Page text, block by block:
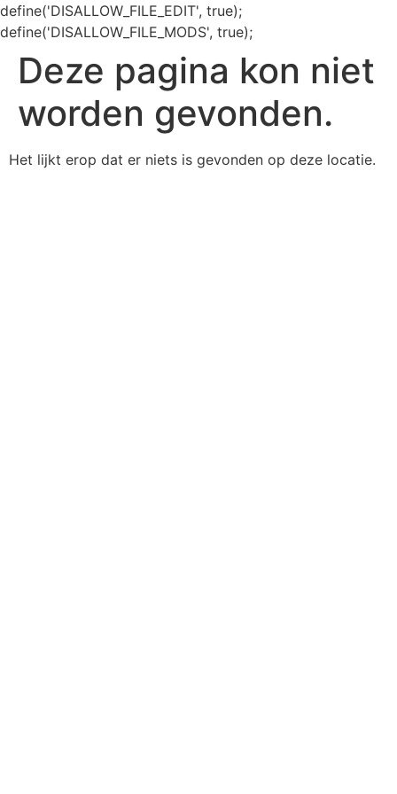
define('DISALLOW_FILE_EDIT', true);
define('DISALLOW_FILE_MODS', true);
Deze pagina kon niet
worden gevonden.
Het lijkt erop dat er niets is gevonden op deze locatie.